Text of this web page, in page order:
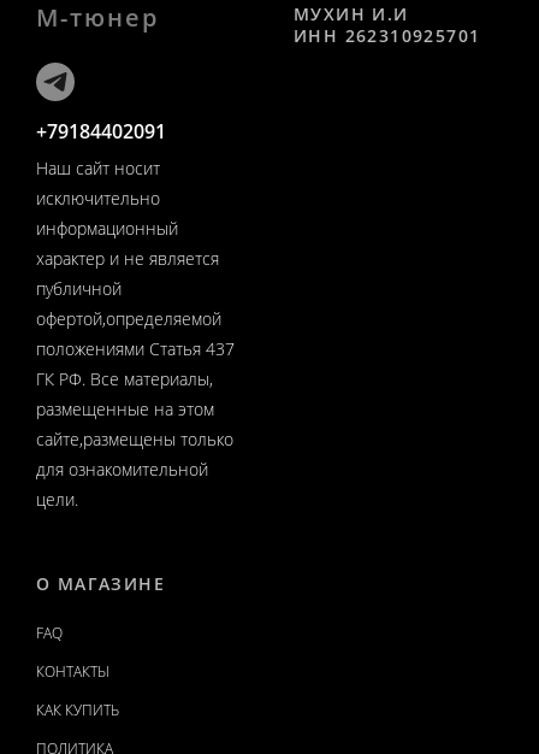
М-тюнер
+79184402091
Наш сайт носит
исключительно
информационный
характер и не является
публичной
офертой,определяемой
положениями Статья 437
ГК РФ. Все материалы,
размещенные на этом
сайте,размещены только
для ознакомительной
цели.
МУХИН И.И
ИНН 262310925701
О МАГАЗИНЕ
FAQ
КОНТАКТЫ
КАК КУПИТЬ
ПОЛИТИКА